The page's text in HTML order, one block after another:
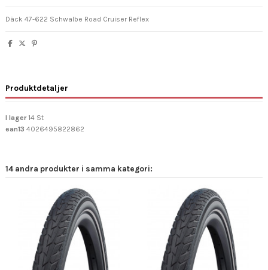
Däck 47-622 Schwalbe Road Cruiser Reflex
Produktdetaljer
I lager 14 St
ean13 4026495822862
14 andra produkter i samma kategori: